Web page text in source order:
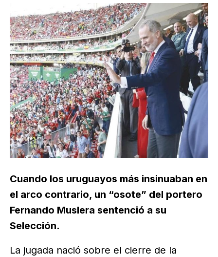
Cuando los uruguayos más insinuaban en
el arco contrario, un “osote” del portero
Fernando Muslera sentenció a su
Selección.
La jugada nació sobre el cierre de la